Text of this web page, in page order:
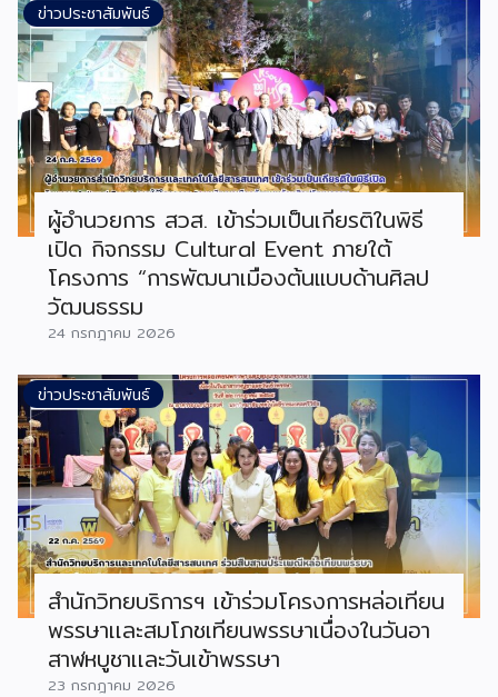
ข่าวประชาสัมพันธ์
ผู้อำนวยการ สวส. เข้าร่วมเป็นเกียรติในพิธี
เปิด กิจกรรม Cultural Event ภายใต้
โครงการ “การพัฒนาเมืองต้นแบบด้านศิลป
วัฒนธรรม
24 กรกฎาคม 2026
ข่าวประชาสัมพันธ์
สำนักวิทยบริการฯ เข้าร่วมโครงการหล่อเทียน
พรรษาเเละสมโภชเทียนพรรษาเนื่องในวันอา
สาฬหบูชาเเละวันเข้าพรรษา
23 กรกฎาคม 2026